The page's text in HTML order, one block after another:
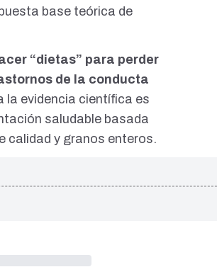
base teórica de
“dietas” para perder
de la conducta
la evidencia científica es
saludable basada
calidad y granos enteros.